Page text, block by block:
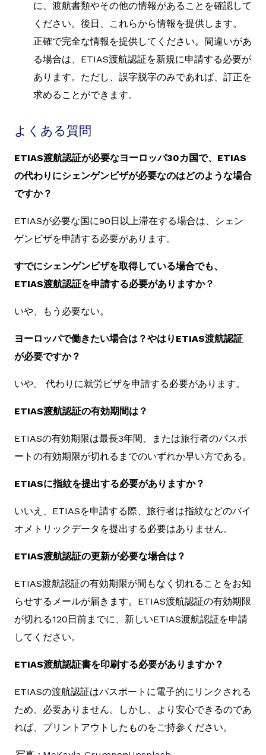
に、渡航書類やその他の情報があることを確認して
ください。後日、これらから情報を提供します。
正確で完全な情報を提供してください。間違いがあ
る場合は、ETIAS渡航認証を新規に申請する必要が
あります。ただし、誤字脱字のみであれば、訂正を
求めることができます。
よくある質問
ETIAS渡航認証が必要なヨーロッパ30カ国で、ETIAS
の代わりにシェンゲンビザが必要なのはどのような場合
ですか？
ETIASが必要な国に90日以上滞在する場合は、シェン
ゲンビザを申請する必要があります。
すでにシェンゲンビザを取得している場合でも、
ETIAS渡航認証を申請する必要がありますか？
いや、もう必要ない。
ヨーロッパで働きたい場合は？やはりETIAS渡航認証
が必要ですか？
いや。 代わりに就労ビザを申請する必要があります。
ETIAS渡航認証の有効期間は？
ETIASの有効期限は最長3年間、または旅行者のパスポ
ートの有効期限が切れるまでのいずれか早い方である。
ETIASに指紋を提出する必要がありますか？
いいえ、ETIASを申請する際、旅行者は指紋などのバイ
オメトリックデータを提出する必要はありません。
ETIAS渡航認証の更新が必要な場合は？
ETIAS渡航認証の有効期限が間もなく切れることをお知
らせするメールが届きます。ETIAS渡航認証の有効期限
が切れる120日前までに、新しいETIAS渡航認証を申請
してください。
ETIAS渡航認証書を印刷する必要がありますか？
ETIASの渡航認証はパスポートに電子的にリンクされる
ため、必要ありません。しかし、より安心できるのであ
れば、プリントアウトしたものをご持参ください。